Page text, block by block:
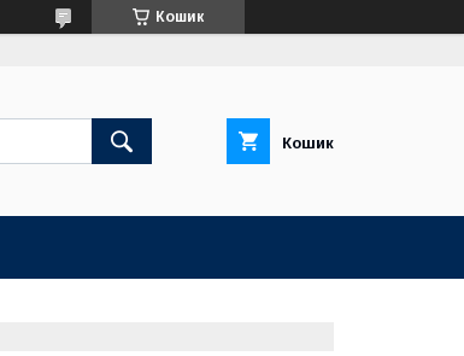
Кошик
Кошик